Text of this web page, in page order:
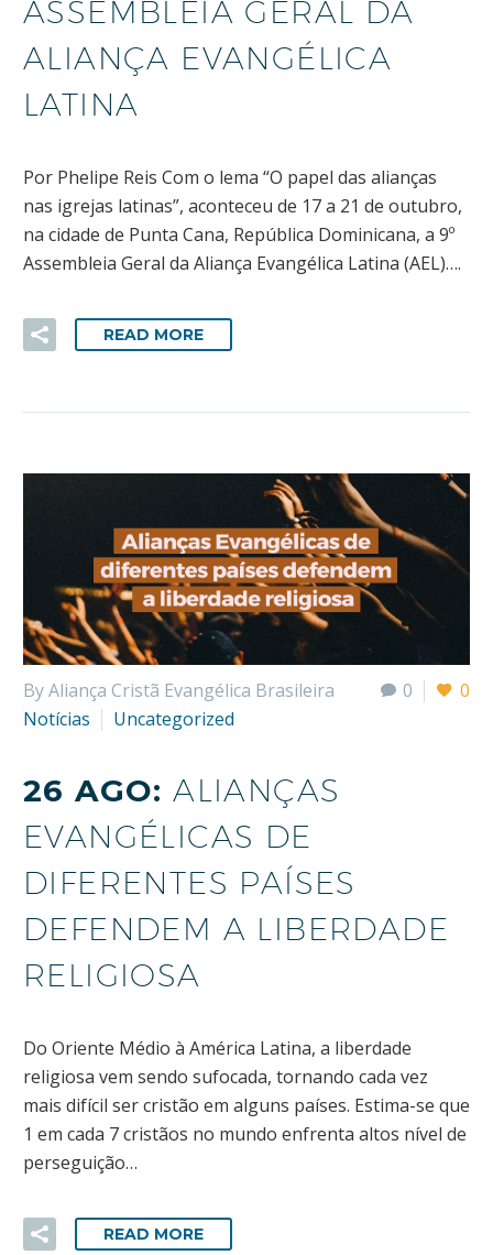
ASSEMBLEIA GERAL DA
ALIANÇA EVANGÉLICA
LATINA
Por Phelipe Reis Com o lema “O papel das alianças
nas igrejas latinas”, aconteceu de 17 a 21 de outubro,
na cidade de Punta Cana, República Dominicana, a 9º
Assembleia Geral da Aliança Evangélica Latina (AEL)….
READ MORE
0 0
By Aliança Cristã Evangélica Brasileira
Notícias
Uncategorized
26 AGO:ALIANÇAS
EVANGÉLICAS DE
DIFERENTES PAÍSES
DEFENDEM A LIBERDADE
RELIGIOSA
Do Oriente Médio à América Latina, a liberdade
religiosa vem sendo sufocada, tornando cada vez
mais difícil ser cristão em alguns países. Estima-se que
1 em cada 7 cristãos no mundo enfrenta altos nível de
perseguição…
READ MORE